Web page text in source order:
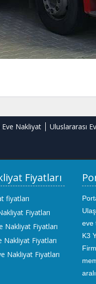
Eve Nakliyat Uluslararası
Fiyatları
fiyatları
Fiyatları
Nakliyat Fiyatları
Nakliyat Fiyatları
Nakliyat Fiyatları
eve
K3